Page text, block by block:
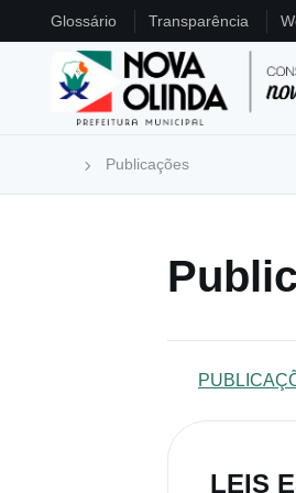
Glossário Transparência
Publicações
LEIS